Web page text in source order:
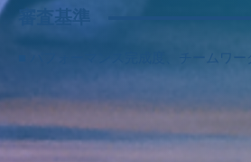
審査基準
■ パフォーマンス完成度、チームワ